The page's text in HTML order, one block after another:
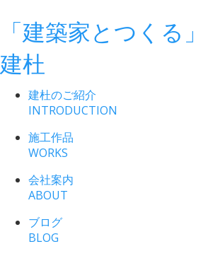
「建築家とつくる」
建杜
建杜のご紹介
INTRODUCTION
施工作品
WORKS
会社案内
ABOUT
ブログ
BLOG